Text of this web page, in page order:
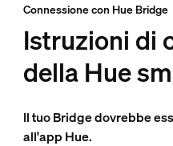
Connessione con Hue Bridge
Istruzioni di
della Hue
Il tuo Bridge dovrebbe
all'app Hue.